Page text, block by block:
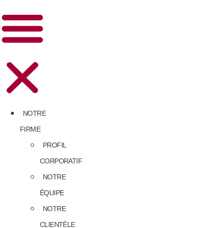
NOTRE
FIRME
PROFIL
CORPORATIF
NOTRE
ÉQUIPE
NOTRE
CLIENTÈLE